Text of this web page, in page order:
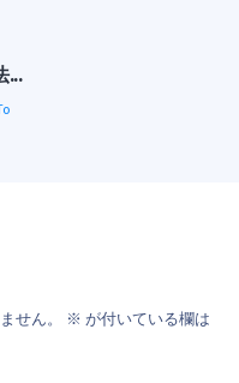
...
せん。 ※ が付いている欄は